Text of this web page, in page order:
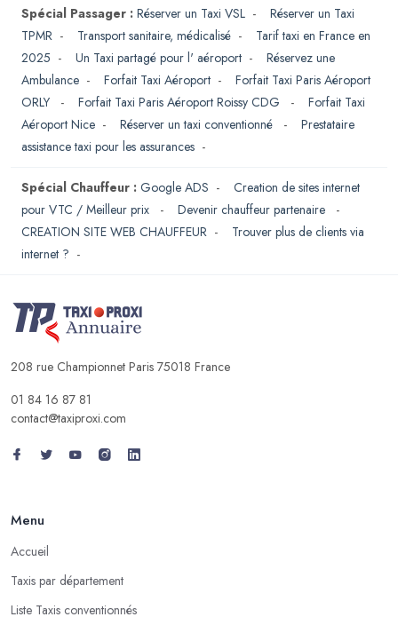
Spécial Passager : Réserver un Taxi VSL - Réserver un Taxi
TPMR - Transport sanitaire, médicalisé - Tarif taxi en France en
2025 - Un Taxi partagé pour l' aéroport - Réservez une
Ambulance - Forfait Taxi Aéroport - Forfait Taxi Paris Aéroport
ORLY
- Forfait Taxi Paris Aéroport Roissy CDG - Forfait Taxi
Aéroport Nice - Réserver un taxi conventionné - Prestataire
assistance taxi pour les assurances -
Spécial Chauffeur : Google ADS - Creation de sites internet
pour VTC / Meilleur prix
- Devenir chauffeur partenaire
-
CREATION SITE WEB CHAUFFEUR - Trouver plus de clients via
internet ? -
208 rue Championnet Paris 75018 France
01 84 16 87 81
contact@taxiproxi.com
Menu
Accueil
Taxis par département
Liste Taxis conventionnés